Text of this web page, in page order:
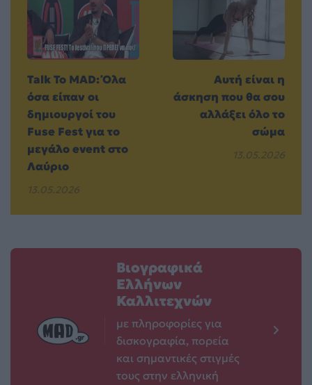
Talk To MAD: Όλα
όσα είπαν οι
δημιουργοί του
Fuse Fest για το
μεγάλο event στο
Λαύριο
13.05.2026
Αυτή είναι η
άσκηση που θα σου
αλλάξει όλο το
σώμα
13.05.2026
Βιογραφικά
Ελλήνων
Καλλιτεχνών
με πληροφορίες για
δισκογραφία, πορεία
και σημαντικές στιγμές
τους στην ελληνική